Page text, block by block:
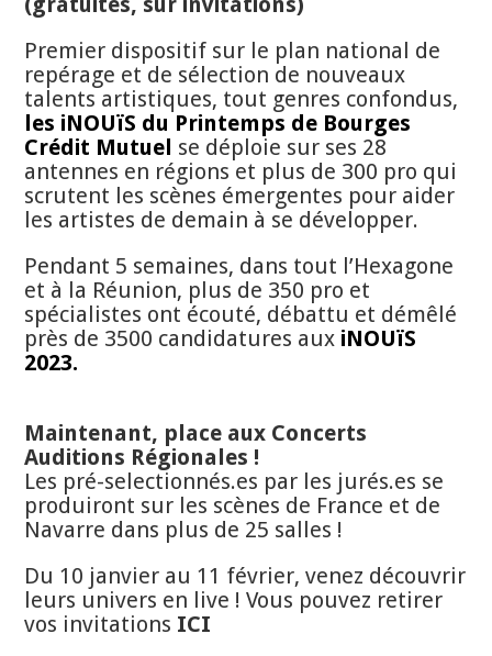
Premier dispositif sur le plan national de
repérage et de sélection de nouveaux
talents artistiques, tout genres confondus,
les iNOUïS du Printemps de Bourges
Crédit Mutuel se déploie sur ses 28
antennes en régions et plus de 300 pro qui
scrutent les scènes émergentes pour aider
les artistes de demain à se développer.
Pendant 5 semaines, dans tout l’Hexagone
et à la Réunion, plus de 350 pro et
spécialistes ont écouté, débattu et démêlé
près de 3500 candidatures aux iNOUïS
2023.
Maintenant, place aux Concerts
Auditions Régionales !
Les pré-selectionnés.es par les jurés.es se
produiront sur les scènes de France et de
Navarre dans plus de 25 salles !
Du 10 janvier au 11 février, venez découvrir
leurs univers en live ! Vous pouvez retirer
vos invitations ICI